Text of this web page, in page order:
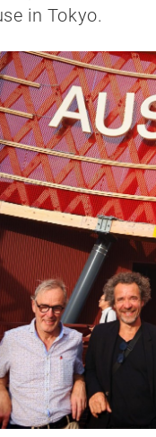
in Tokyo.